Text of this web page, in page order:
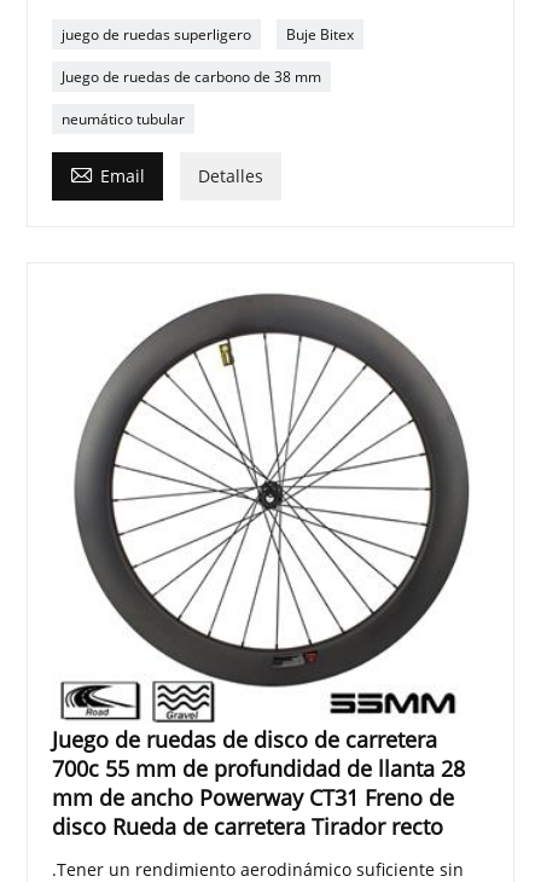
juego de ruedas superligero Buje Bitex
Juego de ruedas de carbono de 38 mm
neumático tubular
 Email Detalles
Juego de ruedas de disco de carretera
700c 55 mm de profundidad de llanta 28
mm de ancho Powerway CT31 Freno de
disco Rueda de carretera Tirador recto
.Tener un rendimiento aerodinámico suficiente sin